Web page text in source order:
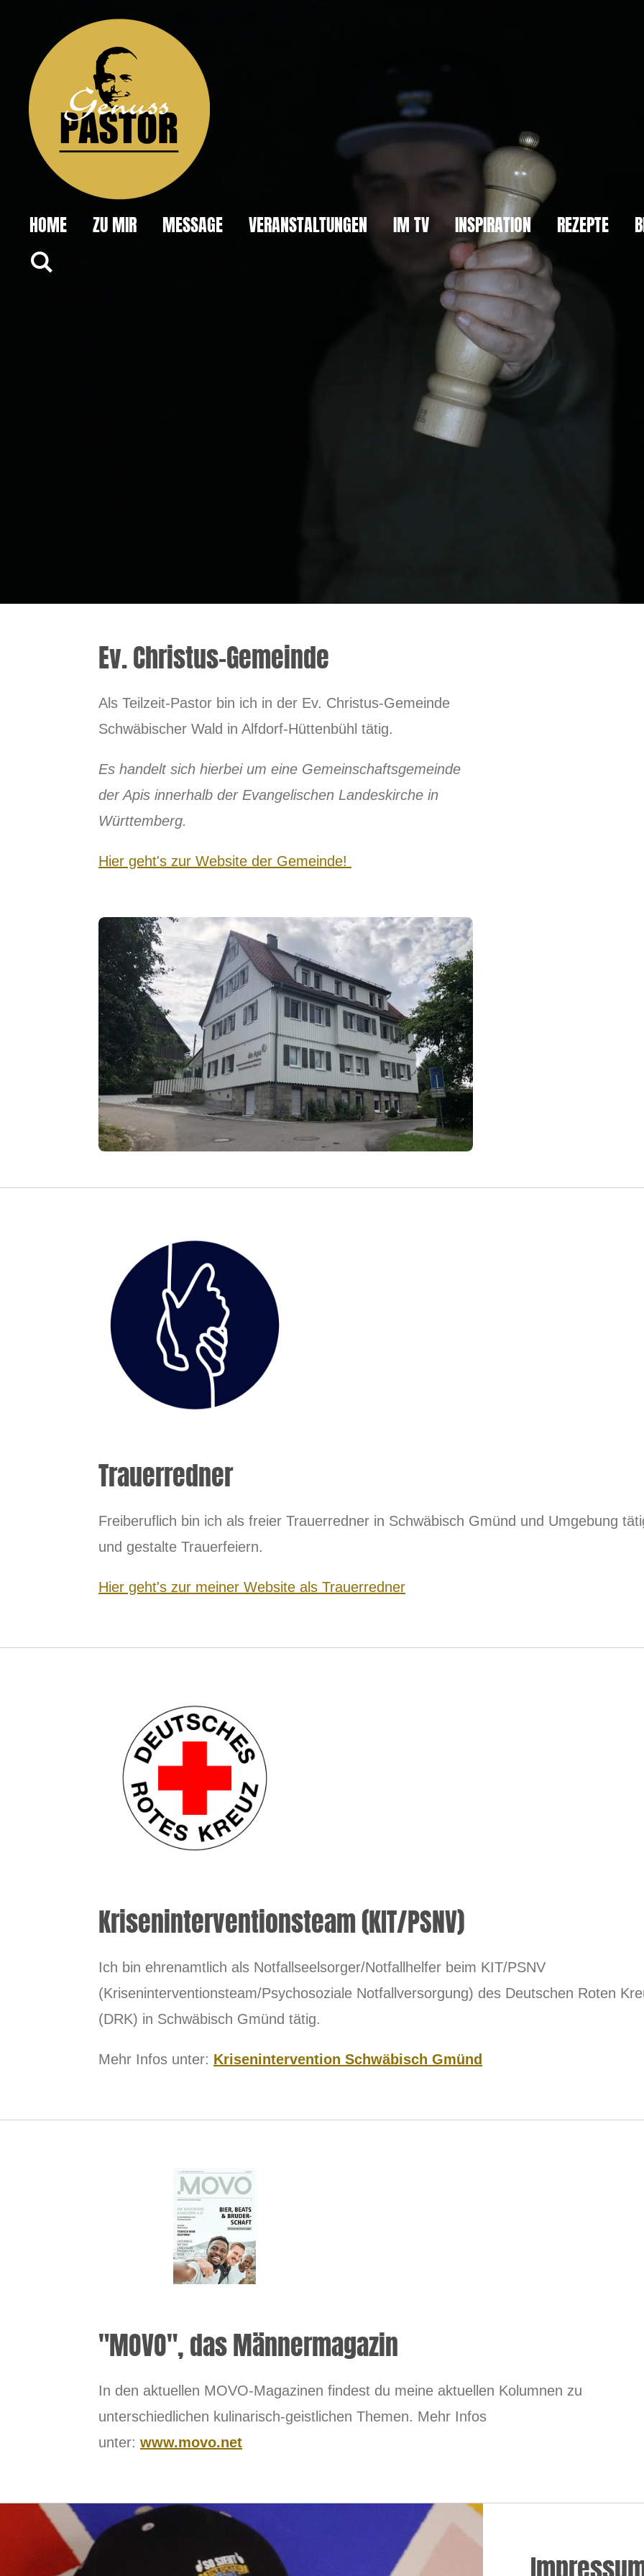
Hauptinhalt
springen
HOME ZU MIR MESSAGE VERANSTALTUNGEN IM TV INSPIRATION REZEPTE
Ev. Christus-Gemeinde
Als Teilzeit-Pastor bin ich in der Ev. Christus-Gemeinde
Schwäbischer Wald in Alfdorf-Hüttenbühl tätig.
Es handelt sich hierbei um eine Gemeinschaftsgemeinde
der Apis innerhalb der Evangelischen Landeskirche in
Württemberg.
Hier geht's zur Website der Gemeinde!
Trauerredner
Freiberuflich bin ich als freier Trauerredner in Schwäbisch Gmünd und Umgebung
und gestalte Trauerfeiern.
Hier geht's zur meiner Website als Trauerredner
Kriseninterventionsteam (KIT/PSNV)
Ich bin ehrenamtlich als Notfallseelsorger/Notfallhelfer beim KIT/PSNV
(Kriseninterventionsteam/Psychosoziale Notfallversorgung) des Deutschen Roten
(DRK) in Schwäbisch Gmünd tätig.
Mehr Infos unter: Krisenintervention Schwäbisch Gmünd
"MOVO", das Männermagazin
In den aktuellen MOVO-Magazinen findest du meine aktuellen Kolumnen zu
unterschiedlichen kulinarisch-geistlichen Themen. Mehr Infos
unter: www.movo.net